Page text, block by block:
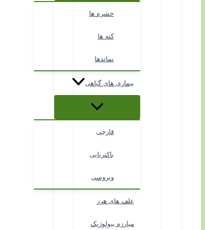
حشره ها
کنه ها
نماتدها
بیماری های گیاهی
قارچی
باکتریایی
ویروسی
علف های هرز
مبارزه بیولوژیک